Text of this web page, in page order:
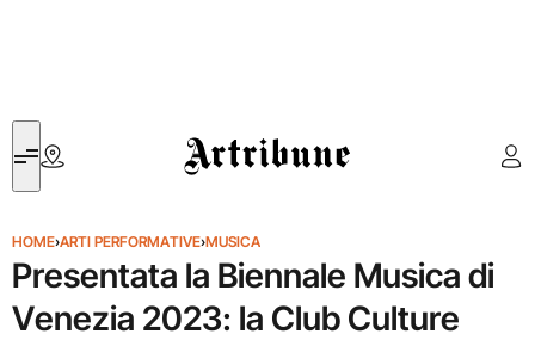
Artribune
HOME›ARTI PERFORMATIVE›MUSICA
Presentata la Biennale Musica di
Venezia 2023: la Club Culture